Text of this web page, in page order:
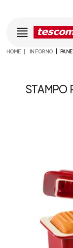
HOME IN FORNO PANE
STAMPO